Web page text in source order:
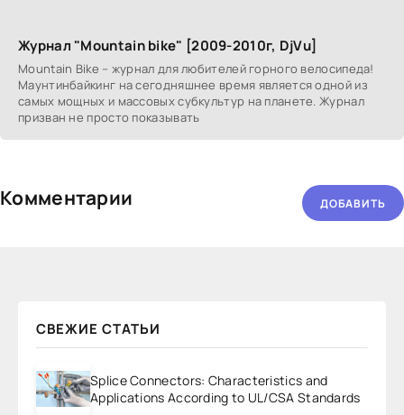
Журнал "Mountain bike" [2009-2010г, DjVu]
Mountain Bike – журнал для любителей горного велосипеда!
Маунтинбайкинг на сегодняшнее время является одной из
самых мощных и массовых субкультур на планете. Журнал
призван не просто показывать
Комментарии ДОБАВИТЬ
СВЕЖИЕ СТАТЬИ
Splice Connectors: Characteristics and
Applications According to UL/CSA Standards